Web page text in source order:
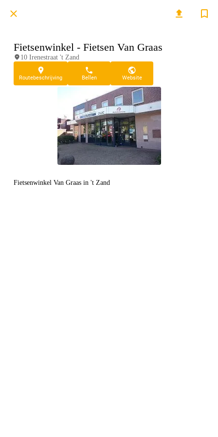
Fietsenwinkel - Fietsen Van Graas
10 Irenestraat 't Zand
Routebeschrijving Bellen Website
Fietsenwinkel Van Graas in 't Zand